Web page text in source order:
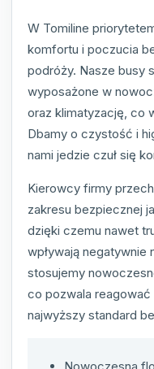
W Tomiline
komfortu i poczucia
podróży. Nasze busy
wyposażone w
oraz klimatyzację, co
Dbamy o czystość i
nami jedzie czuł się
Kierowcy firmy
zakresu bezpiecznej
dzięki czemu nawet
wpływają negatywnie
stosujemy
co pozwala
najwyższy standard